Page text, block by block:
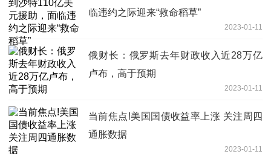
临违约之际迎来“救命稻草”
2023-01-11
俄财长：俄罗斯去年财政收入近28万亿
卢布，高于预期
2023-01-11
当前焦点!美国国债收益率上涨 关注周四
通胀数据
2023-01-11